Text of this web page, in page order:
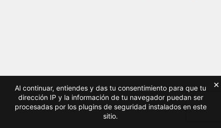
Al continuar, entiendes y das tu consentimiento para que tu
dirección IP y la información de tu navegador puedan ser
procesadas por los plugins de seguridad instalados en este
sitio.
×